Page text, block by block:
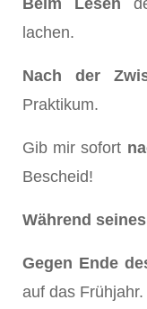
Beim Lesen
lachen.
Nach der
Praktikum.
Gib mir sofort
Bescheid!
Während
Gegen Ende
auf das Frühjahr.